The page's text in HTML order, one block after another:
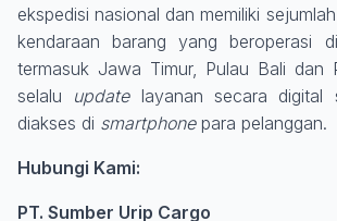
ekspedisi nasional dan memiliki
kendaraan barang yang beroperasi
termasuk Jawa Timur, Pulau Bali dan
selalu updatelayanan secara digital
diakses di smartphonepara pelanggan.
Hubungi Kami:
PT. Sumber Urip Cargo